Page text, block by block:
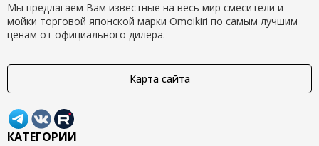
Мы предлагаем Вам известные на весь мир смесители и
мойки торговой японской марки Omoikiri по самым лучшим
ценам от официального дилера.
Карта сайта
КАТЕГОРИИ